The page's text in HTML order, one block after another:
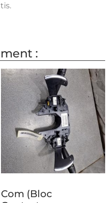
:
Com (Bloc